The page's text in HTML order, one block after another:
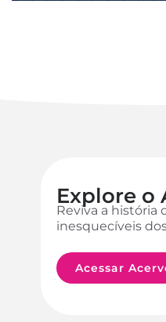
Explore o
Reviva a história
inesquecíveis
Acessar